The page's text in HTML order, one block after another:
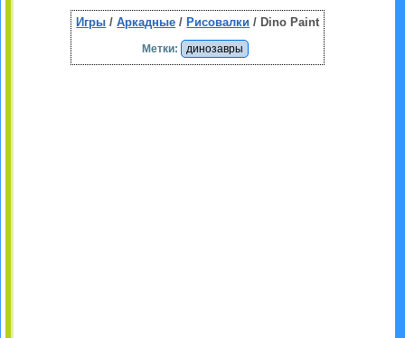
Игры /Аркадные / Рисовалки / Dino Paint
Метки: динозавры